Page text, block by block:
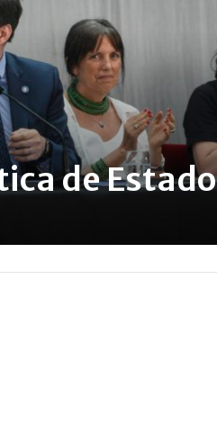
de Estado